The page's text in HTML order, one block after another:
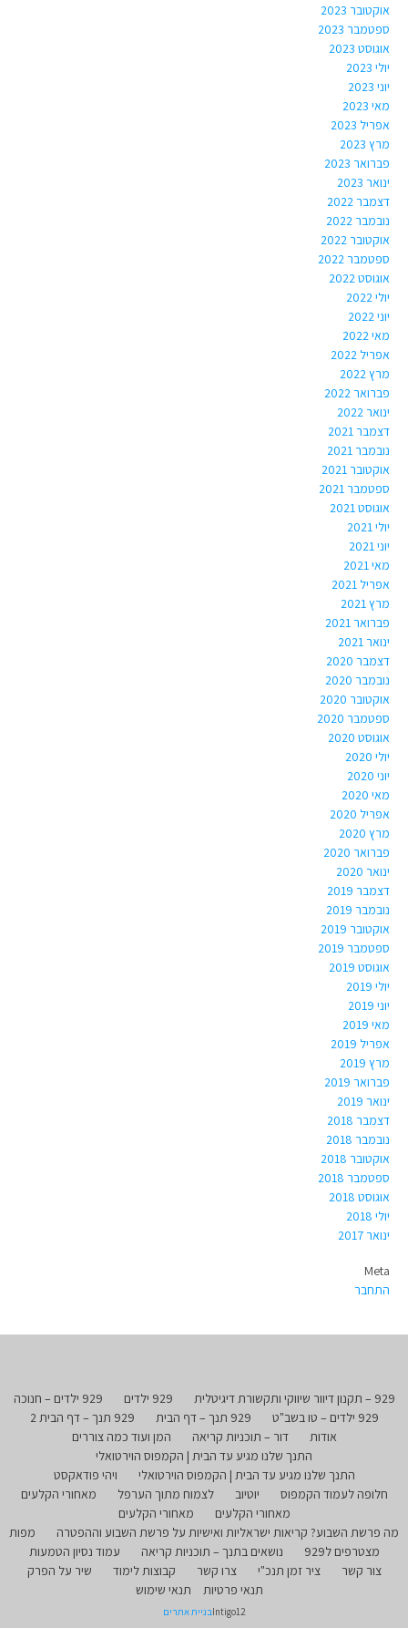
אוקטובר 2023
ספטמבר 2023
אוגוסט 2023
יולי 2023
יוני 2023
מאי 2023
אפריל 2023
מרץ 2023
פברואר 2023
ינואר 2023
דצמבר 2022
נובמבר 2022
אוקטובר 2022
ספטמבר 2022
אוגוסט 2022
יולי 2022
יוני 2022
מאי 2022
אפריל 2022
מרץ 2022
פברואר 2022
ינואר 2022
דצמבר 2021
נובמבר 2021
אוקטובר 2021
ספטמבר 2021
אוגוסט 2021
יולי 2021
יוני 2021
מאי 2021
אפריל 2021
מרץ 2021
פברואר 2021
ינואר 2021
דצמבר 2020
נובמבר 2020
אוקטובר 2020
ספטמבר 2020
אוגוסט 2020
יולי 2020
יוני 2020
מאי 2020
אפריל 2020
מרץ 2020
פברואר 2020
ינואר 2020
דצמבר 2019
נובמבר 2019
אוקטובר 2019
ספטמבר 2019
אוגוסט 2019
יולי 2019
יוני 2019
מאי 2019
אפריל 2019
מרץ 2019
פברואר 2019
ינואר 2019
דצמבר 2018
נובמבר 2018
אוקטובר 2018
ספטמבר 2018
אוגוסט 2018
יולי 2018
ינואר 2017
Meta
התחבר
929 – תקנון דיוור שיווקי ותקשורת דיגיטלית 929 ילדים
929 ילדים – חנוכה
929 ילדים – טו בשב"ט
929 תנך – דף הבית
929 תנך – דף הבית 2
אודות
דור – תוכניות קריאה
המן ועוד כמה צוררים
התנך שלנו מגיע עד הבית | הקמפוס הוירטואלי
התנך שלנו מגיע עד הבית | הקמפוס הוירטואלי
ויהי פודאקסט
חלופה לעמוד הקמפוס
יוטיוב לצמוח מתוך הערפל
מאחורי הקלעים
מאחורי הקלעים
מאחורי הקלעים
מה פרשת השבוע? קריאות ישראליות ואישיות על פרשת השבוע וההפטרה
מפות
מצטרפים ל929
נושאים בתנך – תוכניות קריאה
עמוד נסיון הטמעות
צור קשר
ציר זמן תנכ"י צרו קשר קבוצות לימוד
שיר על הפרק
תנאי פרטיות
תנאי שימוש
Intigo12בניית אתרים